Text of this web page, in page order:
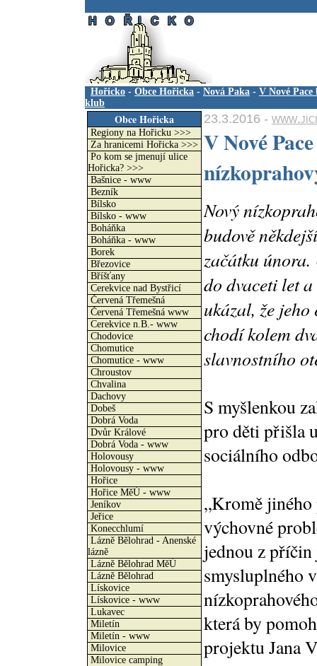
Hořicko - Obce Hořicka - Nová Paka - V Nové
klub
Obce Hořicka
Regiony na Hořicku >>>
Za hranicemi Hořicka >>>
Po kom se jmenují ulice
Hořicka? >>>
Bašnice - www
Bezník
Bílsko
Bílsko - www
Boháňka
Boháňka - www
Borek
Březovice
Bříšťany
Cerekvice nad Bystřicí
Červená Třemešná
Červená Třemešná www
Cerekvice n.B.- www
Chodovice
Chomutice
Chomutice - www
Chroustov
Chvalina
Dachovy
Dobeš
Dobrá Voda
Dvůr Králové
Dobrá Voda - www
Holovousy
Holovousy - www
Hořice
Hořice MěÚ - www
Jeníkov
Jeřice
Konecchlumí
Lázně Bělohrad - Anenské
lázně
Lázně Bělohrad MěÚ
Lázně Bělohrad
Lískovice
Lískovice - www
Lukavec
Miletín
Miletín - www
Milovice
Milovice camping
23.3.2016 -
V Nové
Nový
budově
začátku
do dvaceti let
ukázal, že jeho
chodí kolem
slavnostního
S myšlenkou
pro děti přišla
sociálního
„Kromě jiného
výchovné
jednou z příčin
smysluplného
která by
projektu Jana